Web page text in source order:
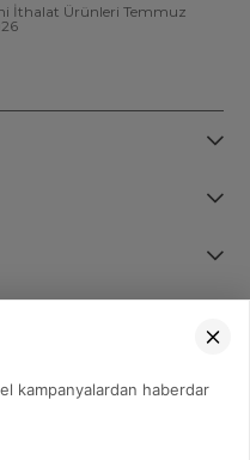
İthalat Ürünleri Temmuz
08 08
kampanyalardan haberdar